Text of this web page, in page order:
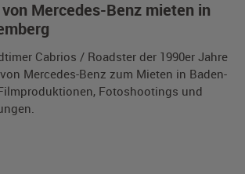
Mercedes-Benz mieten in
Cabrios / Roadster der 1990er Jahre
Mercedes-Benz zum Mieten in Baden-
Fotoshootings und